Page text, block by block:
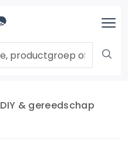
DIY & gereedschap